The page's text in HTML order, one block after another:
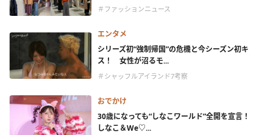
＃ファッションニュース
エンタメ
シリーズ初“強制帰国”の危機と今シーズン初キ
ス！ 女性が沼るモ...
＃シャッフルアイランド7考察
おでかけ
30歳になっても“しなこワールド”全開を宣言！
しなこ＆We♡...